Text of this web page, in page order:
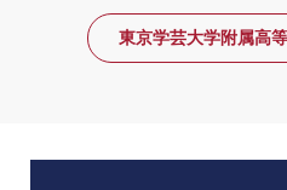
東京学芸大学附属高